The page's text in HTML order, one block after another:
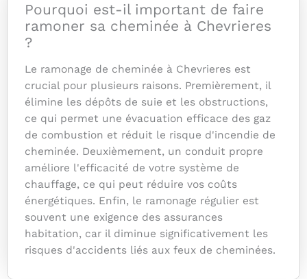
Pourquoi est-il important de faire
ramoner sa cheminée à Chevrieres
?
Le ramonage de cheminée à Chevrieres est
crucial pour plusieurs raisons. Premièrement, il
élimine les dépôts de suie et les obstructions,
ce qui permet une évacuation efficace des gaz
de combustion et réduit le risque d'incendie de
cheminée. Deuxièmement, un conduit propre
améliore l'efficacité de votre système de
chauffage, ce qui peut réduire vos coûts
énergétiques. Enfin, le ramonage régulier est
souvent une exigence des assurances
habitation, car il diminue significativement les
risques d'accidents liés aux feux de cheminées.